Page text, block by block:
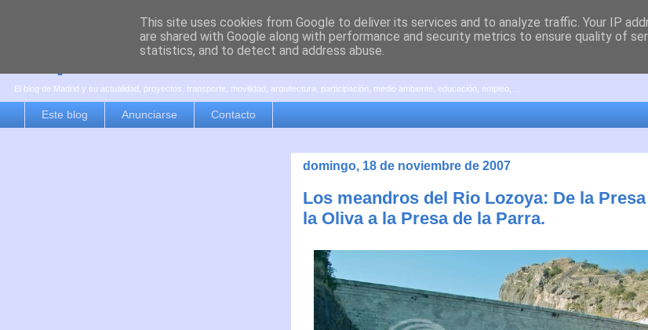
es por madrid
El blog de Madrid y su actualidad, proyectos, transporte, movilidad, arquitectura, participación, medio ambiente, educación, empleo, ...
Este blog Anunciarse Contacto
domingo, 18 de noviembre de 2007
Los meandros del Rio Lozoya: De la
la Oliva a la Presa de la Parra.
This site uses cookies from Google to deliver its services and to analyze traffic. Your IP
are shared with Google along with performance and security metrics to ensure quality of
statistics, and to detect and address abuse.